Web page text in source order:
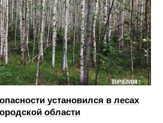
установился в лесах
области